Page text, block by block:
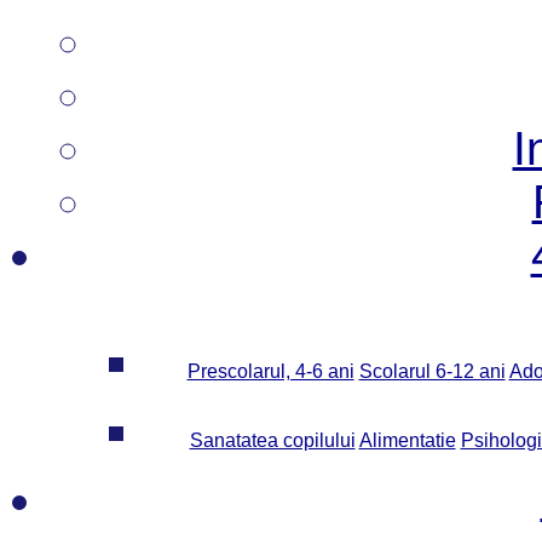
Prescolarul, 4-6 ani Scolarul 6-12 ani
Sanatatea copilului Alimentatie